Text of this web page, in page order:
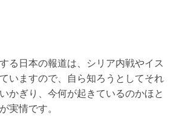
る日本の報道は、シリア内戦やイス
いますので、自ら知ろうとしてそれ
かぎり、今何が起きているのかほと
実情です。